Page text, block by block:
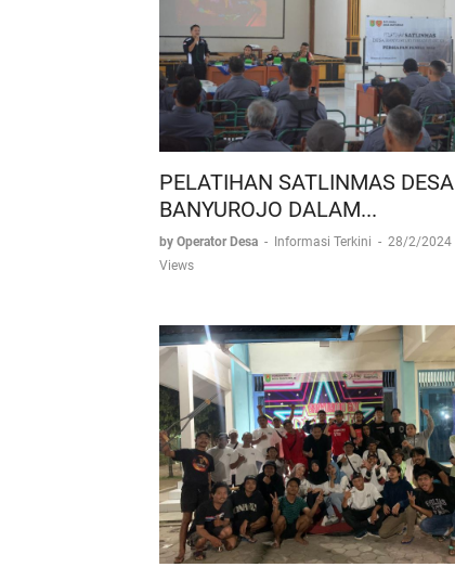
PELATIHAN SATLINMAS DESA
BANYUROJO DALAM...
by Operator Desa - Informasi Terkini - 28/2/2024
Views